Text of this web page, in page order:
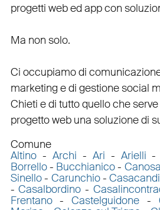
progetti webed appcon
Ma non solo.
Ci occupiamo di
marketing e di gestione social
Chieti e di tutto quello che
progetto web una soluzione di
Comune
Altino- Archi - Ari - Arielli
Borrello- Bucchianico-
Sinello- Carunchio-
-Casalbordino -
Frentano-Castelguidone -